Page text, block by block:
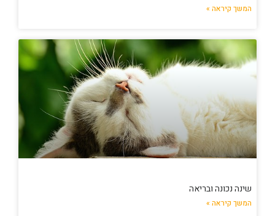
המשך קיראה »
שינה נכונה ובריאה
המשך קיראה »